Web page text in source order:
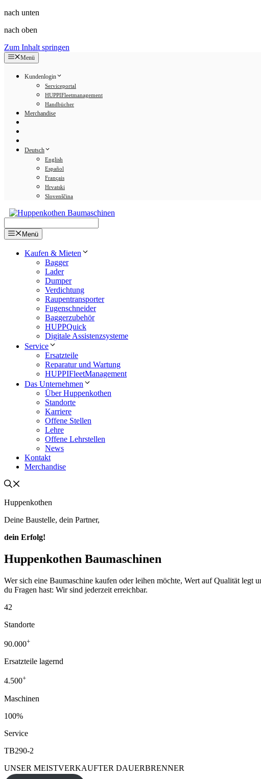
nach unten
nach oben
Zum Inhalt springen
Menü
Kundenlogin
Serviceportal
HUPPIFleetmanagement
Handbücher
Merchandise
Deutsch
English
Español
Français
Hrvatski
Slovenščina
Menü
Kaufen & Mieten
Bagger
Lader
Dumper
Verdichtung
Raupentransporter
Fugenschneider
Baggerzubehör
HUPPQuick
Digitale Assistenzsysteme
Service
Ersatzteile
Reparatur und Wartung
HUPPIFleetManagement
Das Unternehmen
Über Huppenkothen
Standorte
Karriere
Offene Stellen
Lehre
Offene Lehrstellen
News
Kontakt
Merchandise
Huppenkothen
Deine Baustelle, dein Partner,
dein Erfolg!
Huppenkothen Baumaschinen
Wer sich eine Baumaschine kaufen oder leihen möchte, Wert auf Qualität
du Fragen hast: Wir sind jederzeit erreichbar.
42
Standorte
90.000+
Ersatzteile lagernd
4.500+
Maschinen
100%
Service
TB290-2
UNSER MEISTVERKAUFTER DAUERBRENNER